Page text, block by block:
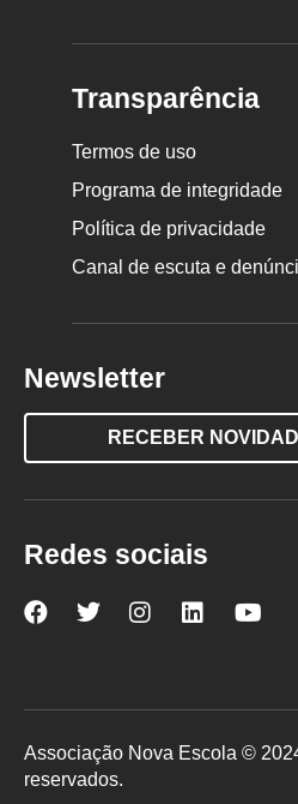
Transparência
Termos de uso
Programa de integridade
Política de privacidade
Canal de escuta e
Newsletter
RECEBER
Redes sociais
Nova
Facebook
Nova
Twitter
Nova
Instagram
Nova
LinkedIn
Associação Nova Escola ©
reservados.